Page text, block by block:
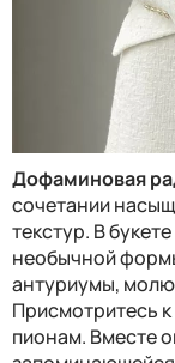
Дофаминовая
сочетании
текстур. В
необычной
антуриумы,
Присмотритесь
пионам. Вместе